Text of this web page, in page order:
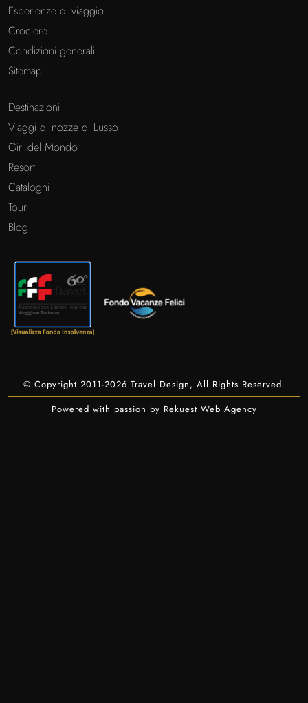
Esperienze di viaggio
Crociere
Condizioni generali
Sitemap
Destinazioni
Viaggi di nozze di Lusso
Giri del Mondo
Resort
Cataloghi
Tour
Blog
© Copyright 2011-2026 Travel Design, All Rights Reserved.
Powered with passion by Rekuest Web Agency